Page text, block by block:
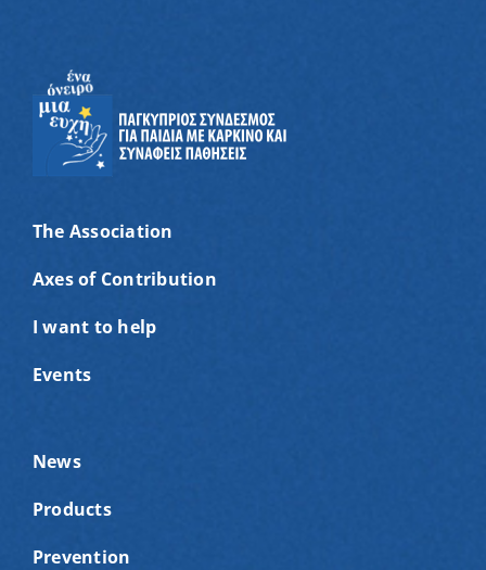
The Association
Axes of Contribution
I want to help
Events
News
Products
Prevention